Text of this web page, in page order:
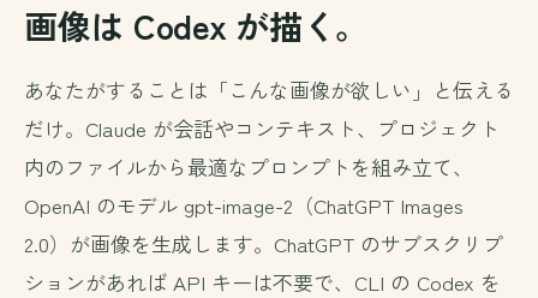
画像は Codex が描く。
あなたがすることは「こんな画像が欲しい」と伝える
だけ。Claude が会話やコンテキスト、プロジェクト
内のファイルから最適なプロンプトを組み立て、
OpenAI のモデル gpt-image-2（ChatGPT Images
2.0）が画像を生成します。ChatGPT のサブスクリプ
ションがあれば API キーは不要で、CLI の Codex を